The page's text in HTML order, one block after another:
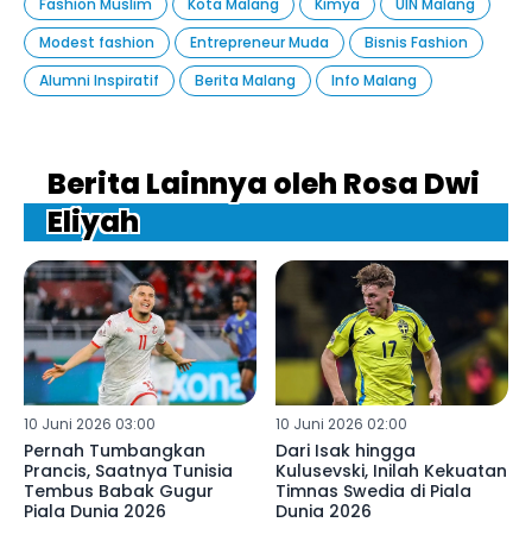
Fashion Muslim Kota Malang Kimya
UIN Malang
Modest fashion
Entrepreneur Muda
Bisnis Fashion
Alumni Inspiratif
Berita Malang Info Malang
Berita Lainnya oleh Rosa Dwi
Eliyah
10 Juni 2026 03:00
Pernah Tumbangkan
Prancis, Saatnya Tunisia
Tembus Babak Gugur
Piala Dunia 2026
10 Juni 2026 02:00
Dari Isak hingga
Kulusevski, Inilah Kekuatan
Timnas Swedia di Piala
Dunia 2026